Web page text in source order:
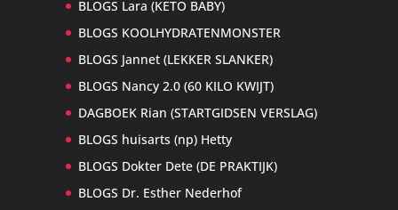
BLOGS Lara (KETO BABY)
BLOGS KOOLHYDRATENMONSTER
BLOGS Jannet (LEKKER SLANKER)
BLOGS Nancy 2.0 (60 KILO KWIJT)
DAGBOEK Rian (STARTGIDSEN VERSLAG)
BLOGS huisarts (np) Hetty
BLOGS Dokter Dete (DE PRAKTIJK)
BLOGS Dr. Esther Nederhof